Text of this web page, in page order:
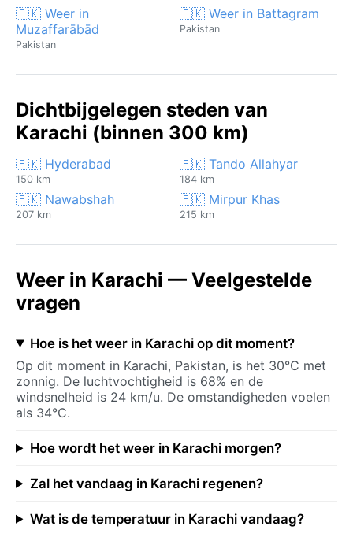
🇵🇰 Weer in
Muzaffarābād
Pakistan
🇵🇰 Weer in Battagram
Pakistan
Dichtbijgelegen steden van
Karachi (binnen 300 km)
🇵🇰 Hyderabad
150 km
🇵🇰 Tando Allahyar
184 km
🇵🇰 Nawabshah
207 km
🇵🇰 Mirpur Khas
215 km
Weer in Karachi — Veelgestelde
vragen
Hoe is het weer in Karachi op dit moment?
Op dit moment in Karachi, Pakistan, is het 30°C met
zonnig. De luchtvochtigheid is 68% en de
windsnelheid is 24 km/u. De omstandigheden voelen
als 34°C.
Hoe wordt het weer in Karachi morgen?
Zal het vandaag in Karachi regenen?
Wat is de temperatuur in Karachi vandaag?